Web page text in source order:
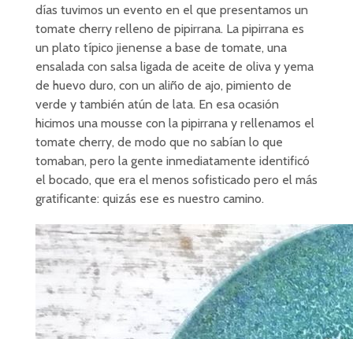
días tuvimos un evento en el que presentamos un
tomate cherry relleno de pipirrana. La pipirrana es
un plato típico jienense a base de tomate, una
ensalada con salsa ligada de aceite de oliva y yema
de huevo duro, con un aliño de ajo, pimiento de
verde y también atún de lata. En esa ocasión
hicimos una mousse con la pipirrana y rellenamos el
tomate cherry, de modo que no sabían lo que
tomaban, pero la gente inmediatamente identificó
el bocado, que era el menos sofisticado pero el más
gratificante: quizás ese es nuestro camino.